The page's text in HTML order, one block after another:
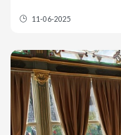
11-06-2025